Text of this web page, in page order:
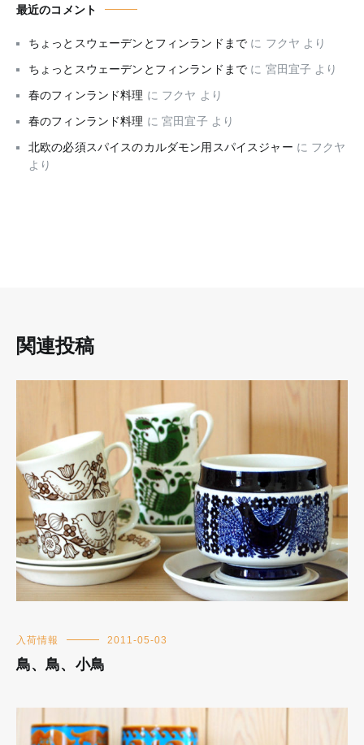
最近のコメント
ちょっとスウェーデンとフィンランドまで に フクヤ より
ちょっとスウェーデンとフィンランドまで に 宮田宜子 より
春のフィンランド料理 に フクヤ より
春のフィンランド料理 に宮田宜子 より
北欧の必須スパイスのカルダモン用スパイスジャー に フクヤ
より
関連投稿
入荷情報 2011-05-03
鳥、鳥、小鳥